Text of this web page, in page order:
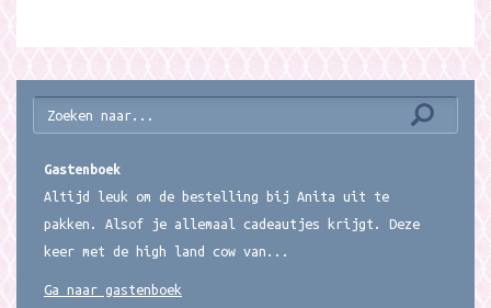
Gastenboek
Altijd leuk om de bestelling bij Anita uit te
pakken. Alsof je allemaal cadeautjes krijgt. Deze
keer met de high land cow van...
Ga naar gastenboek